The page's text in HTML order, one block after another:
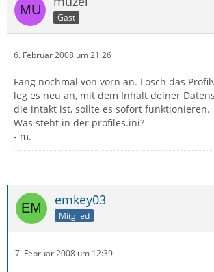
Gast
6. Februar 2008 um 21:26
Fang nochmal von vorn an. Lösch das
leg es neu an, mit dem Inhalt deiner
die intakt ist, sollte es sofort funktionieren.
Was steht in der profiles.ini?
- m.
emkey03
Mitglied
7. Februar 2008 um 12:39